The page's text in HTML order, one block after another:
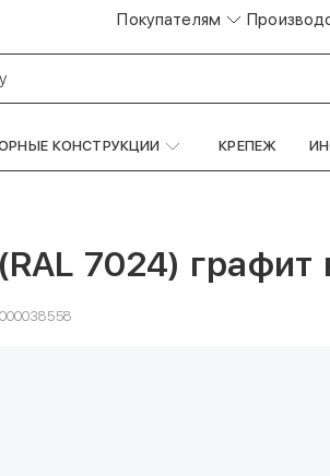
Покупателям
КОНСТРУКЦИИ КРЕПЕЖ
7024) графит